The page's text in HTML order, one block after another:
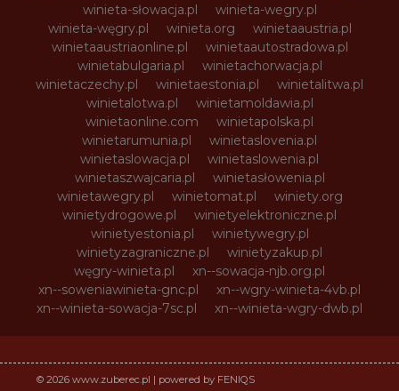
winieta-słowacja.pl
winieta-wegry.pl
winieta-węgry.pl
winieta.org
winietaaustria.pl
winietaaustriaonline.pl
winietaautostradowa.pl
winietabulgaria.pl
winietachorwacja.pl
winietaczechy.pl
winietaestonia.pl
winietalitwa.pl
winietalotwa.pl
winietamoldawia.pl
winietaonline.com
winietapolska.pl
winietarumunia.pl
winietaslovenia.pl
winietaslowacja.pl
winietaslowenia.pl
winietaszwajcaria.pl
winietasłowenia.pl
winietawegry.pl
winietomat.pl
winiety.org
winietydrogowe.pl
winietyelektroniczne.pl
winietyestonia.pl
winietywegry.pl
winietyzagraniczne.pl
winietyzakup.pl
węgry-winieta.pl
xn--sowacja-njb.org.pl
xn--soweniawinieta-gnc.pl
xn--wgry-winieta-4vb.pl
xn--winieta-sowacja-7sc.pl
xn--winieta-wgry-dwb.pl
© 2026 www.zuberec.pl | powered by FENIQS